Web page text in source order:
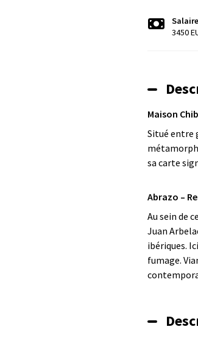
Salaire
3450
Maison
Situé entre
sa carte
Abrazo –
Au sein de
Juan
ibériques.
fumage.